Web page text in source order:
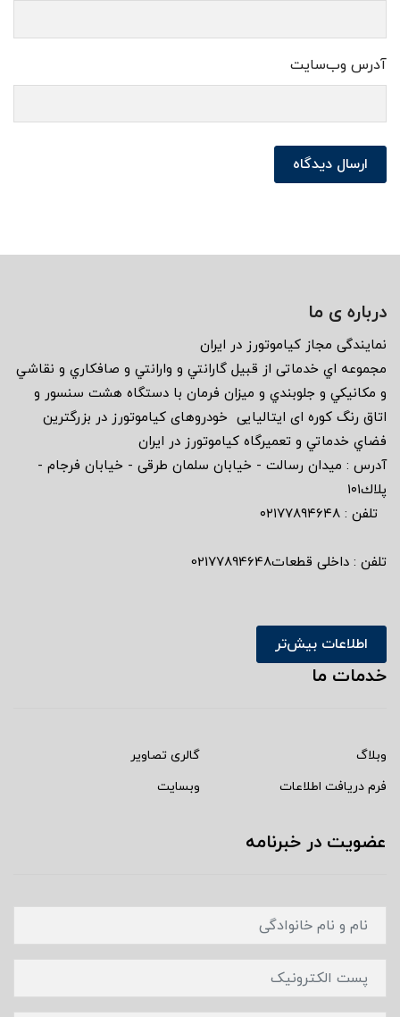
آدرس وب‌سایت
ارسال دیدگاه
درباره ی ما
نمايندگى مجاز كياموتورز در ايران
مجموعه اي خدماتى از قبيل گارانتي و وارانتي و صافكاري و نقاشي
و مكانيكي و جلوبندي و ميزان فرمان با دستگاه هشت سنسور و
اتاق رنگ كوره اى ايتاليايى خودروهاى كياموتورز در بزرگترين
فضاي خدماتي و تعميرگاه كياموتورز در ايران
آدرس : ميدان رسالت - خيابان سلمان طرقى - خيابان فرجام -
پلاك١٠١
تلفن : ٠٢١٧٧٨٩٤٦٤٨
تلفن : داخلی قطعات02177894648
اطلاعات بیش‌تر
خدمات ما
وبلاگ
گالری تصاویر
فرم دریافت اطلاعات
وبسایت
عضویت در خبرنامه